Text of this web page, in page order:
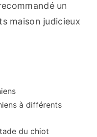
un
maison judicieux
à différents
du chiot